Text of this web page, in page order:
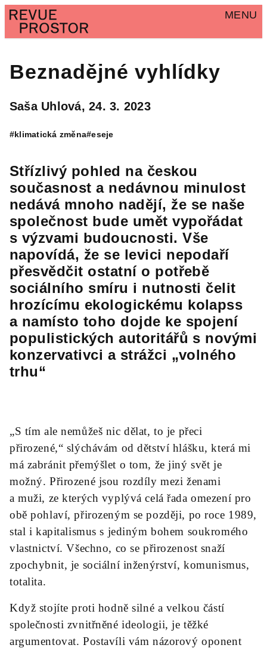
MENU
Beznadějné vyhlídky
Saša Uhlová,24. 3. 2023
#klimatická změna#eseje
Střízlivý pohled na českou
současnost a nedávnou minulost
nedává mnoho nadějí, že se naše
společnost bude umět vypořádat
s výzvami budoucnosti. Vše
napovídá, že se levici nepodaří
přesvědčit ostatní o potřebě
sociálního smíru i nutnosti čelit
hrozícímu ekologickému kolapss
a namísto toho dojde ke spojení
populistických autoritářů s novými
konzervativci a strážci „volného
trhu“
„S tím ale nemůžeš nic dělat, to je přeci
přirozené,“ slýchávám od dětství hlášku, která mi
má zabránit přemýšlet o tom, že jiný svět je
možný. Přirozené jsou rozdíly mezi ženami
a muži, ze kterých vyplývá celá řada omezení pro
obě pohlaví, přirozeným se později, po roce 1989,
stal i kapitalismus s jediným bohem soukromého
vlastnictví. Všechno, co se přirozenost snaží
zpochybnit, je sociální inženýrství, komunismus,
totalita.
Když stojíte proti hodně silné a velkou částí
společnosti zvnitřněné ideologii, je těžké
argumentovat. Postavíli vám názorový oponent